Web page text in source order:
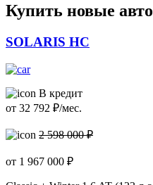
Купить новые
SOLARIS HC
В кредит
от 32 792 ₽/мес.
2 598 000 ₽
от 1 967 000 ₽